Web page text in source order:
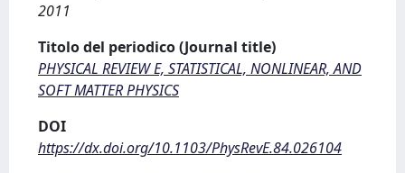
2011
Titolo del periodico (Journal title)
PHYSICAL REVIEW E, STATISTICAL, NONLINEAR, AND
SOFT MATTER PHYSICS
DOI
https://dx.doi.org/10.1103/PhysRevE.84.026104